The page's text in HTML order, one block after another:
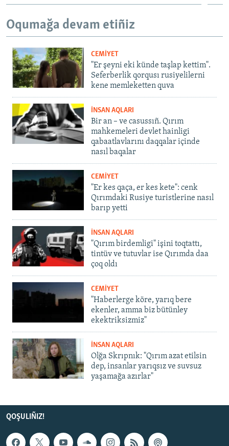
Oqumağa devam etiñiz
CEMİYET
"Er şeyni eki künde taşlap kettim".
Seferberlik qorqusı rusiyelilerni
kene memleketten quva
İNSAN AQLARI
Bir an – ve casussıñ. Qırım
mahkemeleri devlet hainligi
qabaatlavlarını daqqalar içinde
nasıl baqalar
CEMİYET
"Er kes qaça, er kes kete": cenk
Qırımdaki Rusiye turistlerine nasıl
barıp yetti
İNSAN AQLARI
"Qırım birdemligi" işini toqtattı,
tintüv ve tutuvlar ise Qırımda daa
çoq oldı
CEMİYET
"Haberlerge köre, yarıq bere
ekenler, amma biz bütünley
ekektriksizmiz"
İNSAN AQLARI
Olğa Skrıpnık: "Qırım azat etilsin
dep, insanlar yarıqsız ve suvsuz
yaşamağa azırlar"
QOŞULIÑIZ!